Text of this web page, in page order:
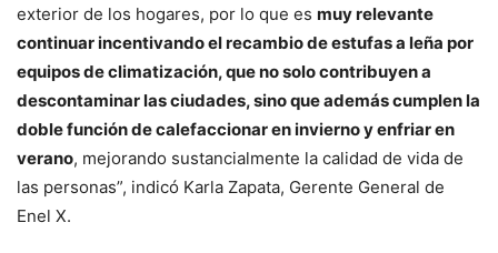
exterior de los hogares, por lo que es muy relevante
continuar incentivando el recambio de estufas a leña por
equipos de climatización, que no solo contribuyen a
descontaminar las ciudades, sino que además cumplen la
doble función de calefaccionar en invierno y enfriar en
verano, mejorando sustancialmente la calidad de vida de
las personas”, indicó Karla Zapata, Gerente General de
Enel X.